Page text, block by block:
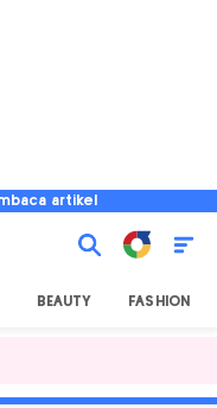
artikel
BEAUTY FASHION